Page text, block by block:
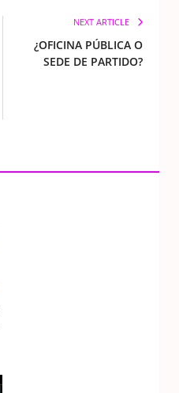
NEXT ARTICLE
¿OFICINA PÚBLICA O
SEDE DE PARTIDO?